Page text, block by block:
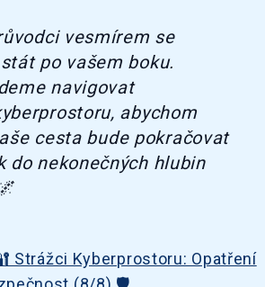
vesmírem se
po vašem boku.
navigovat
abychom
cesta bude pokračovat
do nekonečných hlubin
Strážci Kyberprostoru: Opatření